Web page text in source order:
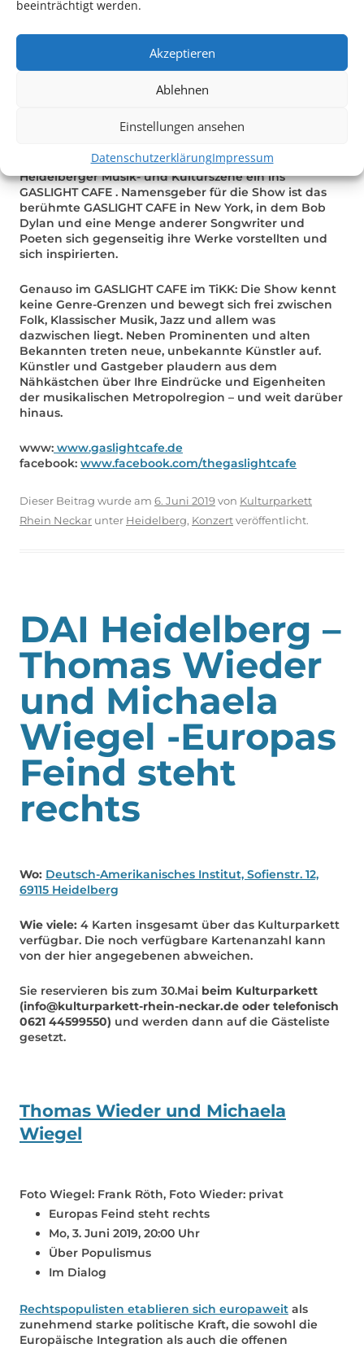
beeinträchtigt werden.
Akzeptieren
Ablehnen
Einstellungen ansehen
DatenschutzerklärungImpressum
GASLIGHT CAFE
Die Musik – Kultur – Talkshow mit Frank Pyne, Oliver
Die Musik – Kultur – Talkshow mit Frank Pyne, Oliver
aus der reichen, spannenden und bunten
Heidelberger Musik- und Kulturszene ein ins
GASLIGHT CAFE . Namensgeber für die Show ist das
berühmte GASLIGHT CAFE in New York, in dem Bob
Dylan und eine Menge anderer Songwriter und
Poeten sich gegenseitig ihre Werke vorstellten und
sich inspirierten.
Genauso im GASLIGHT CAFE im TiKK: Die Show kennt
keine Genre-Grenzen und bewegt sich frei zwischen
Folk, Klassischer Musik, Jazz und allem was
dazwischen liegt. Neben Prominenten und alten
Bekannten treten neue, unbekannte Künstler auf.
Künstler und Gastgeber plaudern aus dem
Nähkästchen über Ihre Eindrücke und Eigenheiten
der musikalischen Metropolregion – und weit darüber
hinaus.
www: www.gaslightcafe.de
facebook: www.facebook.com/thegaslightcafe
Dieser Beitrag wurde am 6. Juni 2019von Kulturparkett
Rhein Neckar unter Heidelberg, Konzertveröffentlicht.
DAI Heidelberg –
Thomas Wieder
und Michaela
Wiegel -Europas
Feind steht
rechts
Wo: Deutsch-Amerikanisches Institut, Sofienstr. 12,
69115 Heidelberg
Wie viele: 4 Karten insgesamt über das Kulturparkett
verfügbar. Die noch verfügbare Kartenanzahl kann
von der hier angegebenen abweichen.
Sie reservieren bis zum 30.Mai beim Kulturparkett
(info@kulturparkett-rhein-neckar.de oder telefonisch
0621 44599550) und werden dann auf die Gästeliste
gesetzt.
Thomas Wieder und Michaela
Wiegel
Foto Wiegel: Frank Röth, Foto Wieder: privat
Europas Feind steht rechts
Mo, 3. Juni 2019, 20:00 Uhr
Über Populismus
Im Dialog
Rechtspopulisten etablieren sich europaweit als
zunehmend starke politische Kraft, die sowohl die
Europäische Integration als auch die offenen